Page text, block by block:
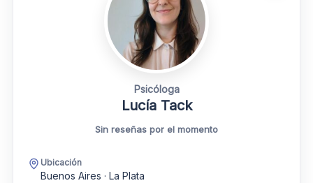
Psicóloga
Lucía Tack
Sin reseñas por el momento
Ubicación
Buenos Aires · La Plata